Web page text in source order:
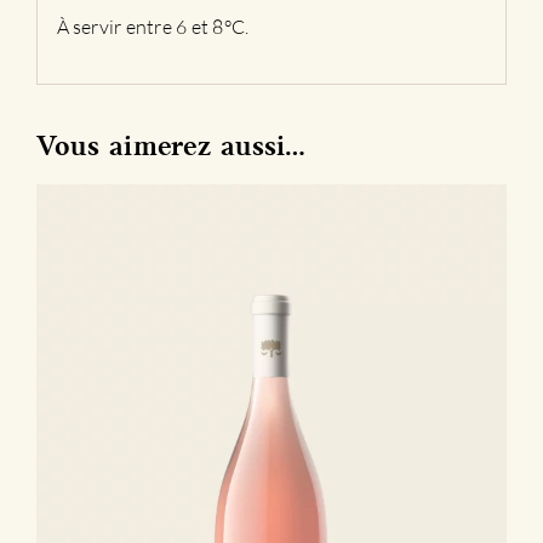
À servir entre 6 et 8°C.
Vous aimerez aussi…